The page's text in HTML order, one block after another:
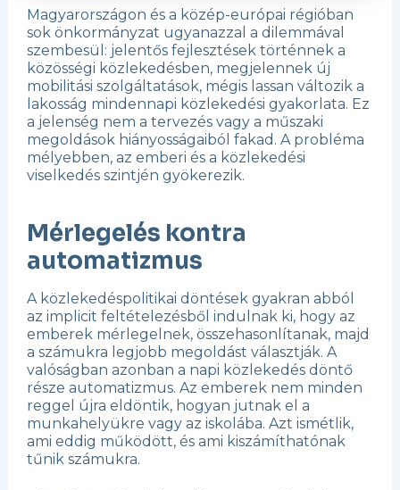
Magyarországon és a közép-európai régióban
sok önkormányzat ugyanazzal a dilemmával
szembesül: jelentős fejlesztések történnek a
közösségi közlekedésben, megjelennek új
mobilitási szolgáltatások, mégis lassan változik a
lakosság mindennapi közlekedési gyakorlata. Ez
a jelenség nem a tervezés vagy a műszaki
megoldások hiányosságaiból fakad. A probléma
mélyebben, az emberi és a közlekedési
viselkedés szintjén gyökerezik.
Mérlegelés kontra
automatizmus
A közlekedéspolitikai döntések gyakran abból
az implicit feltételezésből indulnak ki, hogy az
emberek mérlegelnek, összehasonlítanak, majd
a számukra legjobb megoldást választják. A
valóságban azonban a napi közlekedés döntő
része automatizmus. Az emberek nem minden
reggel újra eldöntik, hogyan jutnak el a
munkahelyükre vagy az iskolába. Azt ismétlik,
ami eddig működött, és ami kiszámíthatónak
tűnik számukra.